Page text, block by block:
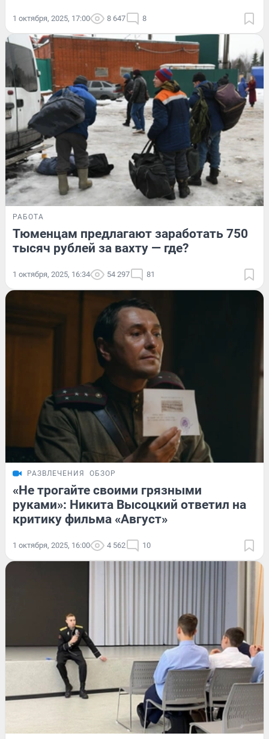
1 октября, 2025, 17:00 8 647 8
РАБОТА
Тюменцам предлагают заработать 750
тысяч рублей за вахту — где?
1 октября, 2025, 16:34 54 297 81
РАЗВЛЕЧЕНИЯ ОБЗОР
«Не трогайте своими грязными
руками»: Никита Высоцкий ответил на
критику фильма «Август»
1 октября, 2025, 16:00 4 562 10